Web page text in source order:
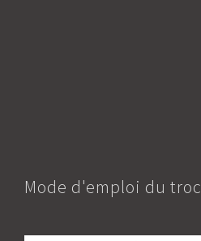
Mode d'emploi du troc